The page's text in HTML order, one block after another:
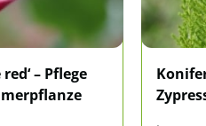
– Pflege